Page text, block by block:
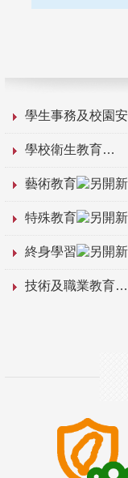
學生事務及校園
學校衛生教育
藝術教育
特殊教育
終身學習
技術及職業教育